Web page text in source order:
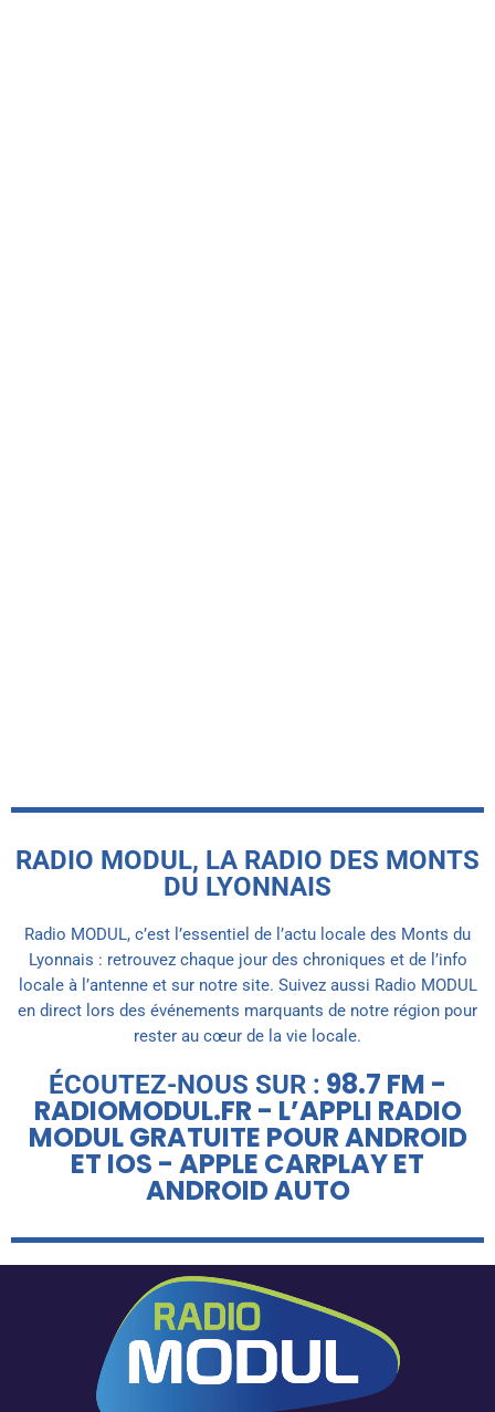
RADIO MODUL, LA RADIO DES MONTS
DU LYONNAIS
Radio MODUL, c’est l’essentiel de l’actu locale des Monts du
Lyonnais : retrouvez chaque jour des chroniques et de l’info
locale à l’antenne et sur notre site. Suivez aussi Radio MODUL
en direct lors des événements marquants de notre région pour
rester au cœur de la vie locale.
ÉCOUTEZ-NOUS SUR : 98.7 FM -
RADIOMODUL.FR - L’APPLI RADIO
MODUL GRATUITE POUR ANDROID
ET IOS - APPLE CARPLAY ET
ANDROID AUTO